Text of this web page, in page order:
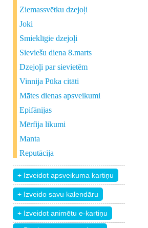
Ziemassvētku dzejoļi
Joki
Smieklīgie dzejoļi
Sieviešu diena 8.marts
Dzejoļi par sievietēm
Vinnija Pūka citāti
Mātes dienas apsveikumi
Epifānijas
Mērfija likumi
Manta
Reputācija